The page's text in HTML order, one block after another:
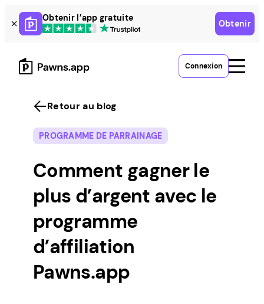
Skip
to
content
Obtenir l’app gratuite
Obtenir
Connexion
Retour au blog
PROGRAMME DE PARRAINAGE
Comment gagner le
plus d’argent avec le
programme
d’affiliation
Pawns.app